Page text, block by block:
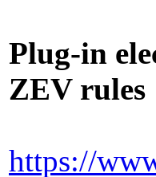
Plug-in
ZEV rules
https://